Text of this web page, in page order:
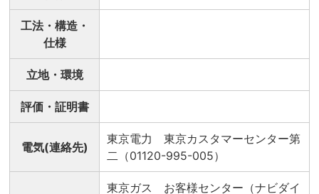
工法・構造・
仕様
立地・環境
評価・証明書
電気(連絡先)
東京電力 東京カスタマーセンター第
二（01120-995-005）
東京ガス お客様センター（ナビダイ